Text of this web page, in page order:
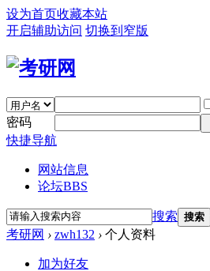
设为首页收藏本站
开启辅助访问 切换到窄版
密码
快捷导航
网站信息
论坛BBS
搜索 搜索
考研网 › zwh132 › 个人资料
加为好友